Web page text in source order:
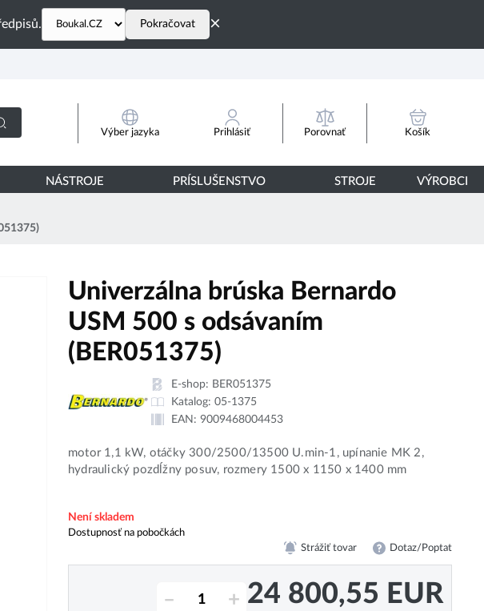
Pokračovat ×
Výber jazyka Prihlásiť Porovnať Košík
NÁSTROJE PRÍSLUŠENSTVO STROJE VÝROBCI
Univerzálna brúska Bernardo
USM 500 s odsávaním
(BER051375)
E-shop: BER051375
Katalog: 05-1375
EAN: 9009468004453
motor 1,1 kW, otáčky 300/2500/13500 U.min-1, upínanie MK 2,
hydraulický pozdĺžny posuv, rozmery 1500 x 1150 x 1400 mm
Není skladem
Dostupnosť na pobočkách
Strážiť tovar Dotaz/Poptat
– + 24 800,55 EUR